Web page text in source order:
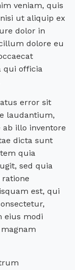
veniam, quis
ut aliquip ex
dolor in
dolore eu
qui officia
error sit
laudantium,
illo inventore
dicta sunt
quia
sed quia
est, qui
eius modi